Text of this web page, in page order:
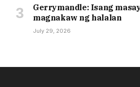
Gerrymandle: Isang
magnakaw ng halalan
July 29, 2026